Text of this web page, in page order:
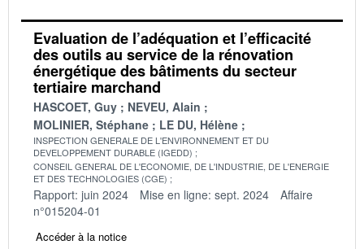
Evaluation de l’adéquation et l’efficacité
des outils au service de la rénovation
énergétique des bâtiments du secteur
tertiaire marchand
HASCOET, Guy
NEVEU, Alain
MOLINIER, Stéphane
LE DU, Hélène
INSPECTION GENERALE DE L'ENVIRONNEMENT ET DU
DEVELOPPEMENT DURABLE (IGEDD)
CONSEIL GENERAL DE L'ECONOMIE, DE L'INDUSTRIE, DE L'ENERGIE
ET DES TECHNOLOGIES (CGE)
Rapport: juin 2024 Mise en ligne: sept. 2024
Affaire
n°015204-01
Accéder à la notice